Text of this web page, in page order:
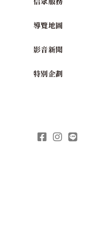
導覽地圖
影音新聞
特別企劃